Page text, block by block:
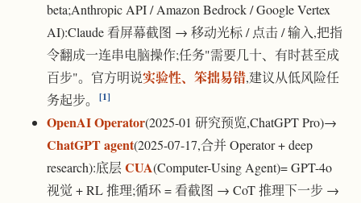
beta;Anthropic API / Amazon Bedrock / Google Vertex
AI):Claude 看屏幕截图 → 移动光标 / 点击 / 输入,把指
令翻成一连串电脑操作;任务"需要几十、有时甚至成
百步"。官方明说实验性、笨拙易错,建议从低风险任
务起步。
1
OpenAI Operator(2025-01 研究预览,ChatGPT Pro)→
ChatGPT agent(2025-07-17,合并 Operator + deep
research):底层 CUA(Computer-Using Agent)= GPT-4o
视觉 + RL 推理;循环 = 看截图 → CoT 推理下一步 →